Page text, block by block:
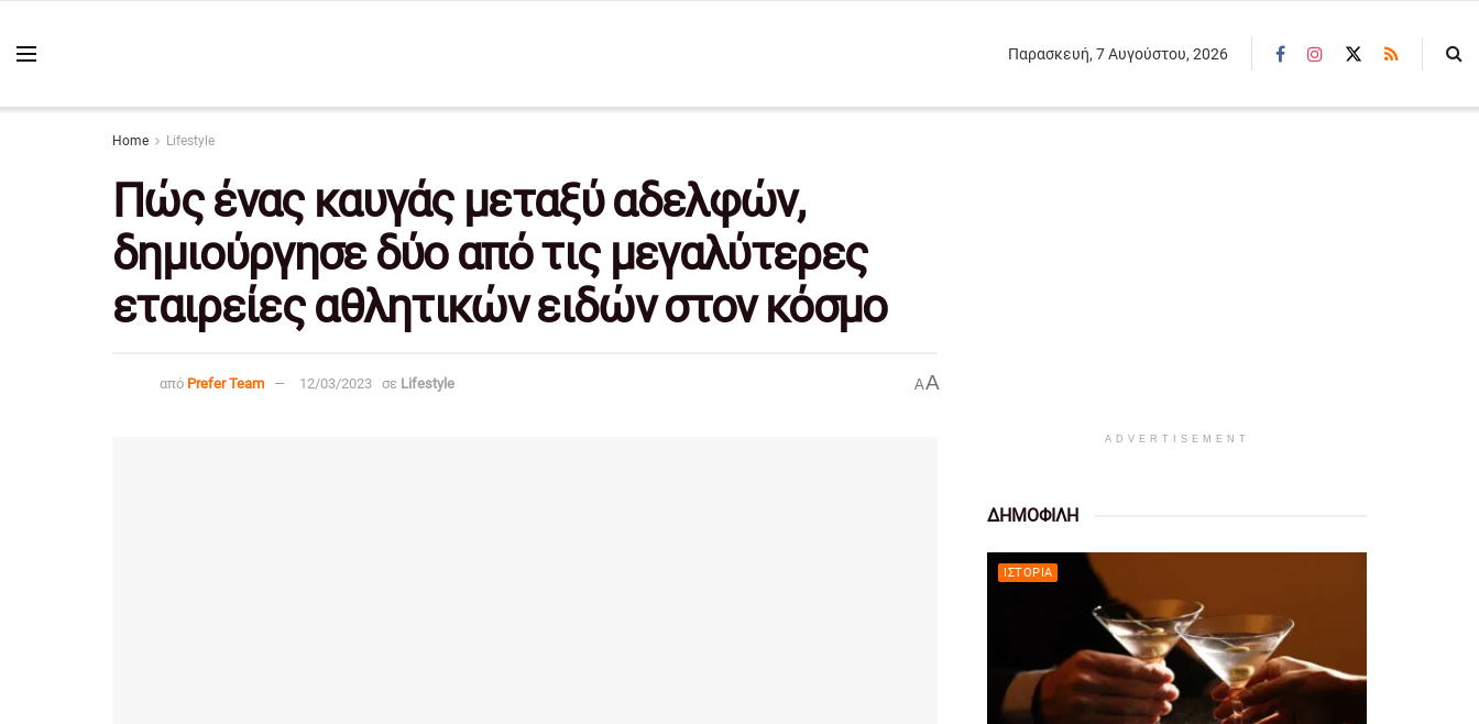
Παρασκευή, 7 Αυγούστου, 2026
Home Lifestyle
Πώς ένας καυγάς μεταξύ αδελφών,
δημιούργησε δύο από τις μεγαλύτερες
εταιρείες αθλητικών ειδών στον κόσμο
από Prefer Team 12/03/2023 σε Lifestyle AA
ADVERTISEMENT
ΔΗΜΟΦΙΛΗ
ΙΣΤΟΡΊΑ